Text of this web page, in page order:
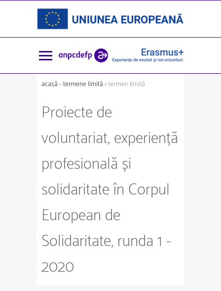
acasă»termene limită» termen limită
Proiecte de
voluntariat, experiență
profesională și
solidaritate în Corpul
European de
Solidaritate, runda 1 -
2020